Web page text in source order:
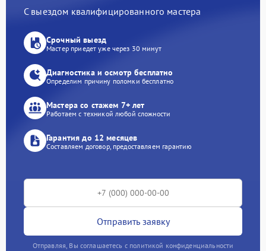
С выездом квалифицированного мастера
Срочный выезд
Мастер приедет уже через 30 минут
Диагностика и осмотр бесплатно
Определим причину поломки бесплатно
Мастера со стажем 7+ лет
Работаем с техникой любой сложности
Гарантия до 12 месяцев
Составляем договор, предоставляем гарантию
Отправить заявку
Отправляя, Вы соглашаетесь с политикой конфиденциальности